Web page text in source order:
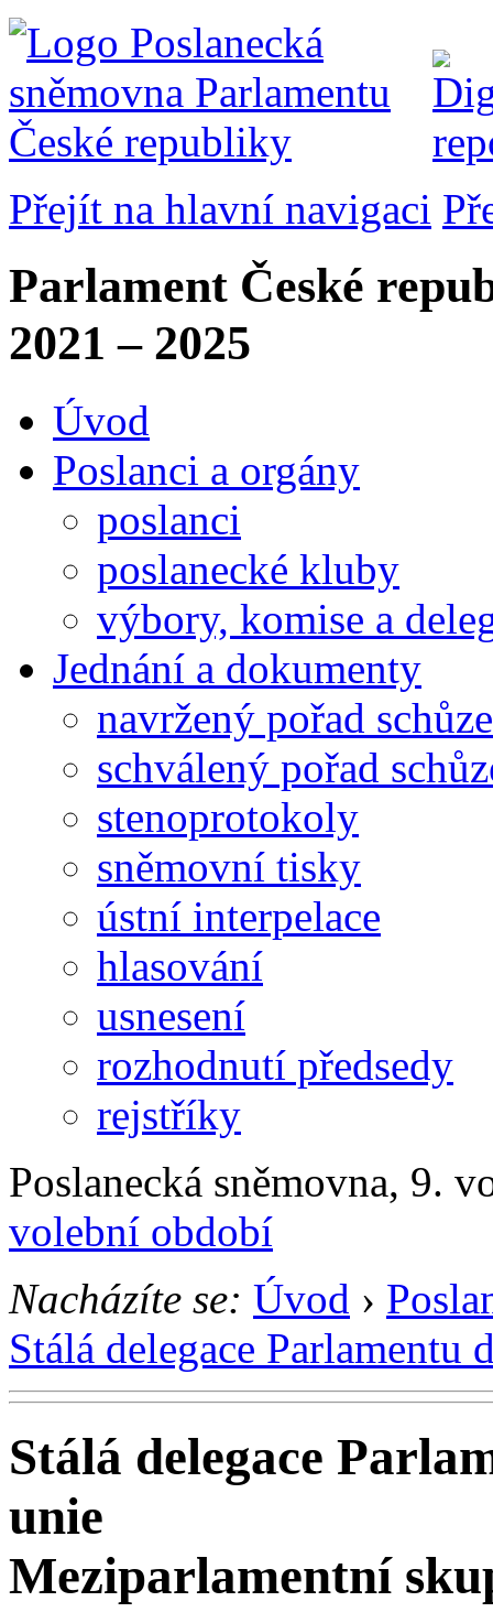
Přejít na hlavní navigaci
Parlament České
2021 – 2025
Úvod
Poslanci a orgány
poslanci
poslanecké kluby
výbory, komise a
Jednání a dokumenty
navržený pořad schůze
schválený pořad
stenoprotokoly
sněmovní tisky
ústní interpelace
hlasování
usnesení
rozhodnutí předsedy
rejstříky
Poslanecká sněmovna, 9.
volební období
Nacházíte se: Úvod ›
Stálá delegace
Stálá delegace
unie
Meziparlamentní